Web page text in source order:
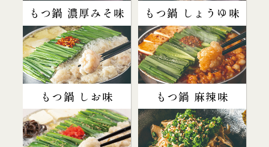
もつ鍋 濃厚みそ味 もつ鍋 しょうゆ味
もつ鍋 しお味 もつ鍋 麻辣味